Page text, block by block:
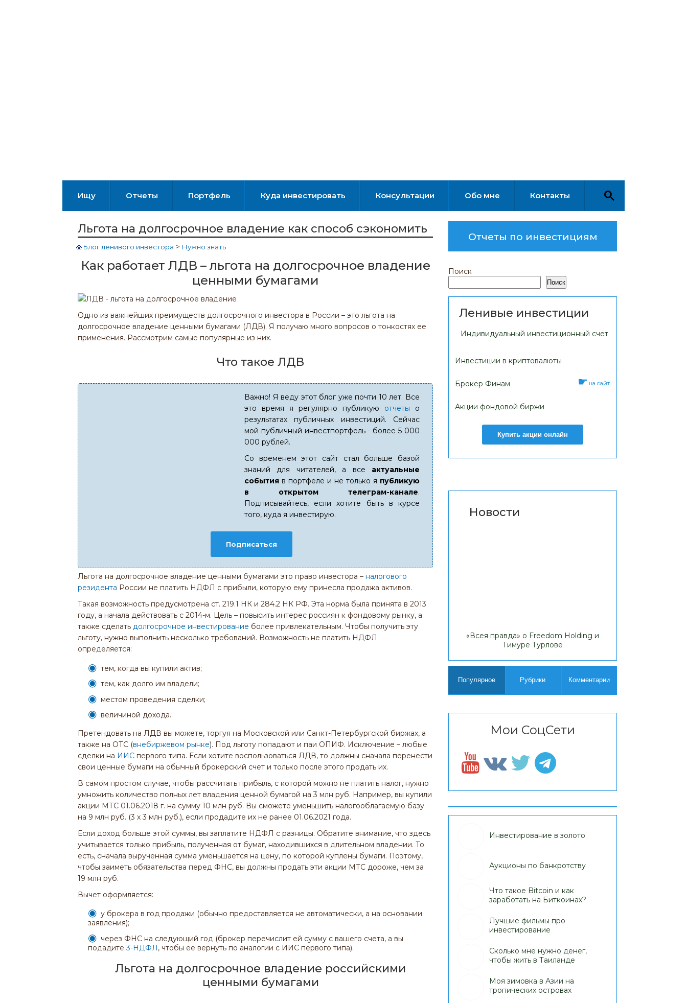
Ищу Отчеты Портфель Куда инвестировать Консультации Обо мне Контакты
Льгота на долгосрочное владение как способ сэкономить
Блог ленивого инвестора > Нужно знать
Как работает ЛДВ – льгота на долгосрочное владение
ценными бумагами
Одно из важнейших преимуществ долгосрочного инвестора в России – это льгота на
долгосрочное владение ценными бумагами (ЛДВ). Я получаю много вопросов о тонкостях ее
применения. Рассмотрим самые популярные из них.
Что такое ЛДВ
Важно! Я веду этот блог уже почти 10 лет. Все
это время я регулярно публикую отчеты о
результатах публичных инвестиций. Сейчас
мой публичный инвестпортфель - более 5 000
000 рублей.
Со временем этот сайт стал больше базой
знаний для читателей, а все актуальные
события в портфеле и не только я публикую
в открытом телеграм-канале.
Подписывайтесь, если хотите быть в курсе
того, куда я инвестирую.
Подписаться
Льгота на долгосрочное владение ценными бумагами это право инвестора – налогового
резидента России не платить НДФЛ с прибыли, которую ему принесла продажа активов.
Такая возможность предусмотрена ст. 219.1 НК и 284.2 НК РФ. Эта норма была принята в 2013
году, а начала действовать с 2014-м. Цель – повысить интерес россиян к фондовому рынку, а
также сделать долгосрочное инвестирование более привлекательным. Чтобы получить эту
льготу, нужно выполнить несколько требований. Возможность не платить НДФЛ
определяется:
тем, когда вы купили актив;
тем, как долго им владели;
местом проведения сделки;
величиной дохода.
Претендовать на ЛДВ вы можете, торгуя на Московской или Санкт-Петербургской биржах, а
также на ОТС (внебиржевом рынке). Под льготу попадают и паи ОПИФ. Исключение – любые
сделки на ИИС первого типа. Если хотите воспользоваться ЛДВ, то должны сначала перенести
свои ценные бумаги на обычный брокерский счет и только после этого продать их.
В самом простом случае, чтобы рассчитать прибыль, с которой можно не платить налог, нужно
умножить количество полных лет владения ценной бумагой на 3 млн руб. Например, вы купили
акции МТС 01.06.2018 г. на сумму 10 млн руб. Вы сможете уменьшить налогооблагаемую базу
на 9 млн руб. (3 х 3 млн руб.), если продадите их не ранее 01.06.2021 года.
Если доход больше этой суммы, вы заплатите НДФЛ с разницы. Обратите внимание, что здесь
учитывается только прибыль, полученная от бумаг, находившихся в длительном владении. То
есть, сначала вырученная сумма уменьшается на цену, по которой куплены бумаги. Поэтому,
чтобы заиметь обязательства перед ФНС, вы должны продать эти акции МТС дороже, чем за
19 млн руб.
Вычет оформляется:
у брокера в год продажи (обычно предоставляется не автоматически, а на основании
заявления);
через ФНС на следующий год (брокер перечислит ей сумму с вашего счета, а вы
подадите3-НДФЛ, чтобы ее вернуть по аналогии с ИИС первого типа).
Льгота на долгосрочное владение российскими
ценными бумагами
Отчеты по инвестициям
Поиск
Поиск
Ленивые инвестиции
Индивидуальный инвестиционный счет
Инвестиции в криптовалюты
Брокер Финам на сайт
Акции фондовой биржи
Купить акции онлайн
Новости
«Всея правда» о Freedom Holding и
Тимуре Турлове
Популярное Рубрики Комментарии
Мои СоцСети
Инвестирование в золото
Аукционы по банкротству
Что такое Bitcoin и как
заработать на Биткоинах?
Лучшие фильмы про
инвестирование
Сколько мне нужно денег,
чтобы жить в Таиланде
Моя зимовка в Азии на
тропических островах